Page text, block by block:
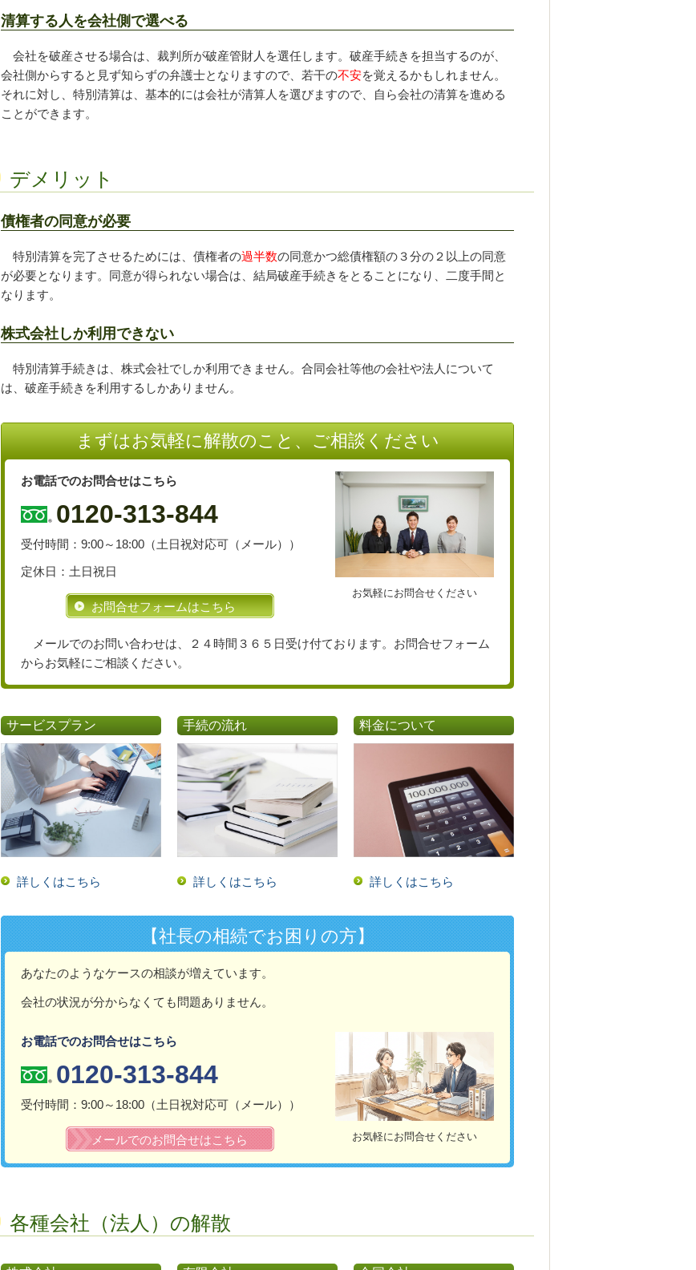
清算する人を会社側で選べる
会社を破産させる場合は、裁判所が破産管財人を選任します。破産手続きを担当するのが、
会社側からすると見ず知らずの弁護士となりますので、若干の不安を覚えるかもしれません。
それに対し、特別清算は、基本的には会社が清算人を選びますので、自ら会社の清算を進める
ことができます。
デメリット
債権者の同意が必要
特別清算を完了させるためには、債権者の過半数の同意かつ総債権額の３分の２以上の同意
が必要となります。同意が得られない場合は、結局破産手続きをとることになり、二度手間と
なります。
株式会社しか利用できない
特別清算手続きは、株式会社でしか利用できません。合同会社等他の会社や法人について
は、破産手続きを利用するしかありません。
まずはお気軽に解散のこと、ご相談ください
お気軽にお問合せください
お電話でのお問合せはこちら
0120-313-844
受付時間：9:00～18:00（土日祝対応可（メール））
定休日：土日祝日
お問合せフォームはこちら
メールでのお問い合わせは、２４時間３６５日受け付ております。お問合せフォーム
からお気軽にご相談ください。
サービスプラン
詳しくはこちら
手続の流れ
詳しくはこちら
料金について
詳しくはこちら
【社長の相続でお困りの方】
あなたのようなケースの相談が増えています。
会社の状況が分からなくても問題ありません。
お気軽にお問合せください
お電話でのお問合せはこちら
0120-313-844
受付時間：9:00～18:00（土日祝対応可（メール））​
メールでのお問合せはこちら
各種会社（法人）の解散